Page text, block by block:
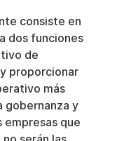
consiste en
dos funciones
de
proporcionar
más
gobernanza y
empresas que